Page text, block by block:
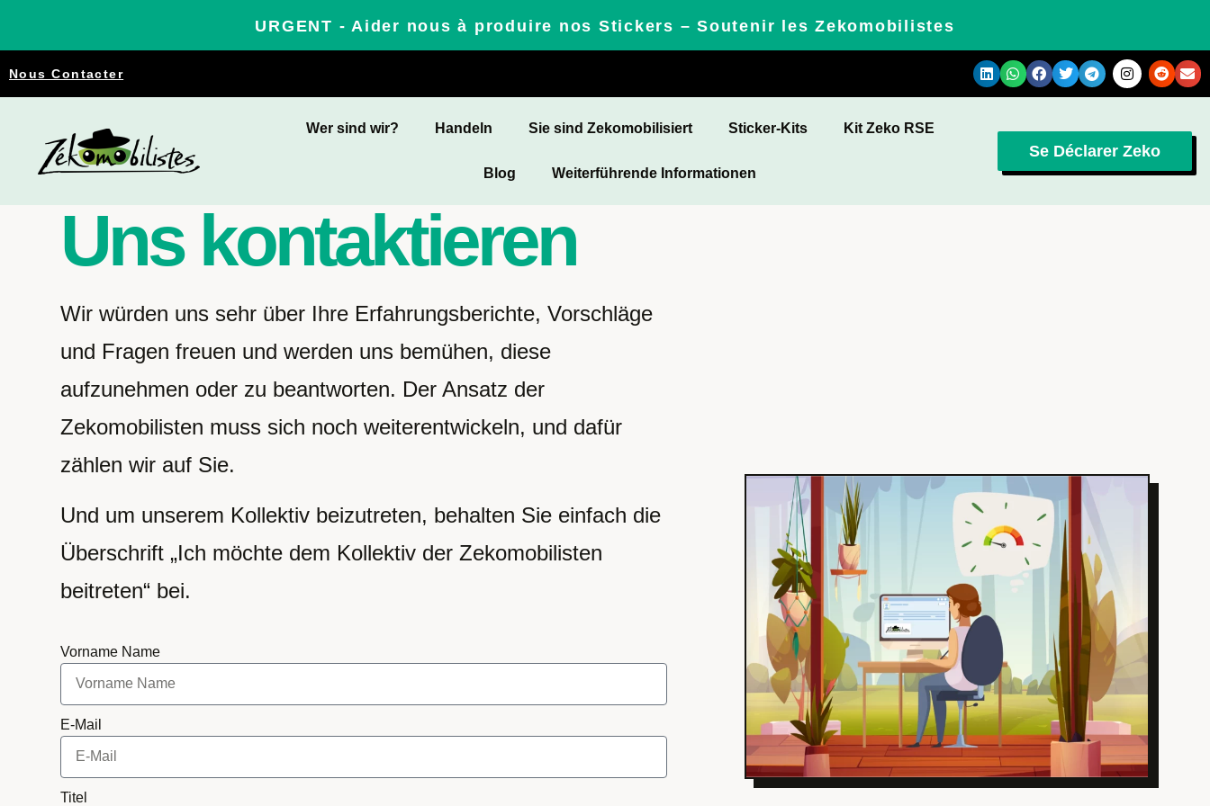
URGENT - Aider nous à produire nos Stickers – Soutenir les Zekomobilistes
Nous Contacter
Wer sind wir? Handeln Sie sind Zekomobilisiert Sticker-Kits Kit Zeko RSE
Blog Weiterführende Informationen
Se Déclarer Zeko
Uns kontaktieren
Wir würden uns sehr über Ihre Erfahrungsberichte, Vorschläge
und Fragen freuen und werden uns bemühen, diese
aufzunehmen oder zu beantworten. Der Ansatz der
Zekomobilisten muss sich noch weiterentwickeln, und dafür
zählen wir auf Sie.
Und um unserem Kollektiv beizutreten, behalten Sie einfach die
Überschrift „Ich möchte dem Kollektiv der Zekomobilisten
beitreten“ bei.
Vorname Name
E-Mail
Titel